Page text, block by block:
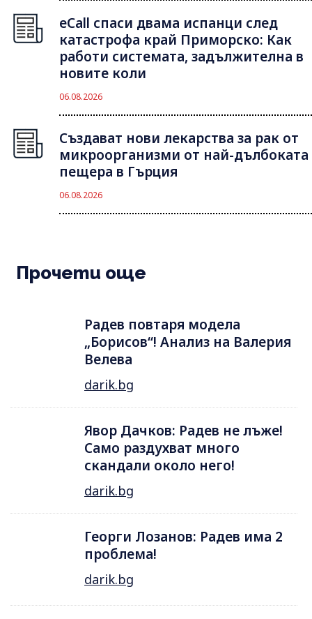
eCall спаси двама испанци след
катастрофа край Приморско: Как
работи системата, задължителна в
новите коли
06.08.2026
Създават нови лекарства за рак от
микроорганизми от най-дълбоката
пещера в Гърция
06.08.2026
Прочети още
Радев повтаря модела
„Борисов“! Анализ на Валерия
Велева
darik.bg
Явор Дачков: Радев не лъже!
Само раздухват много
скандали около него!
darik.bg
Георги Лозанов: Радев има 2
проблема!
darik.bg